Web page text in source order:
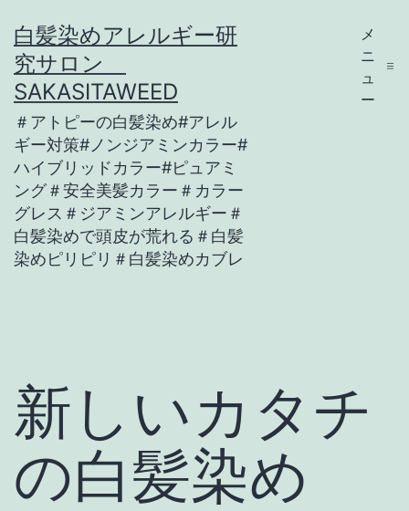
ン
テ
ン
ツ
へ
ス
キ
ッ
白髪染めアレルギー研
究サロン
SAKASITAWEED
＃アトピーの白髪染め#アレル
ギー対策#ノンジアミンカラー#
ハイブリッドカラー#ピュアミ
ング＃安全美髪カラー＃カラー
グレス＃ジアミンアレルギー＃
白髪染めで頭皮が荒れる＃白髪
染めピリピリ＃白髪染めカブレ
メ
ニ
ュ
ー
新しいカタチ
の白髪染め